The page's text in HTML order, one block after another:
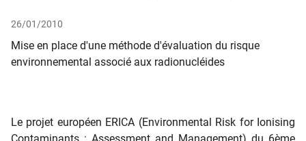
26/01/2010
Mise en place d'une méthode d'évaluation du risque
environnemental associé aux radionucléides
Le projet européen ERICA (Environmental Risk for Ionising